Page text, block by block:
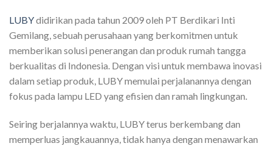
LUBYdidirikan pada tahun 2009 oleh PT Berdikari Inti
Gemilang, sebuah perusahaan yang berkomitmen untuk
memberikan solusi penerangan dan produk rumah tangga
berkualitas di Indonesia. Dengan visi untuk membawa inovasi
dalam setiap produk, LUBY memulai perjalanannya dengan
fokus pada lampu LED yang efisien dan ramah lingkungan.
Seiring berjalannya waktu, LUBY terus berkembang dan
memperluas jangkauannya, tidak hanya dengan menawarkan